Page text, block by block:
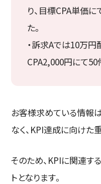
り、目標CPA単価
た。
・訴求Aでは10万
CPA2,000円にて50
お客様求めている情報
なく、KPI達成に向けた
そのため、KPIに関連す
トとなります。